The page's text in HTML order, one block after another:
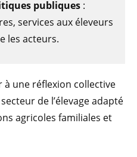
publiques :
services aux éleveurs
les acteurs.
à une réflexion collective
de l’élevage adapté
agricoles familiales et